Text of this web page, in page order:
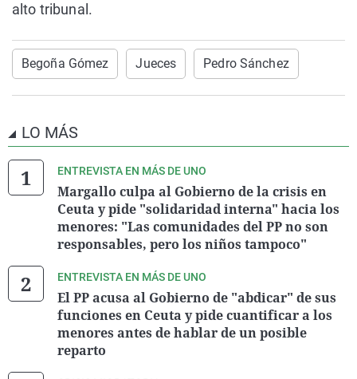
alto tribunal.
Begoña Gómez Jueces Pedro Sánchez
LO MÁS
ENTREVISTA EN MÁS DE UNO
Margallo culpa al Gobierno de la crisis en
Ceuta y pide "solidaridad interna" hacia los
menores: "Las comunidades del PP no son
responsables, pero los niños tampoco"
ENTREVISTA EN MÁS DE UNO
El PP acusa al Gobierno de "abdicar" de sus
funciones en Ceuta y pide cuantificar a los
menores antes de hablar de un posible
reparto